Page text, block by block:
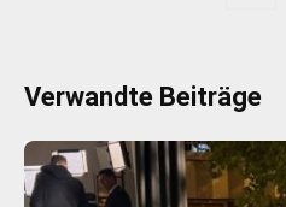
Verwandte Beiträge